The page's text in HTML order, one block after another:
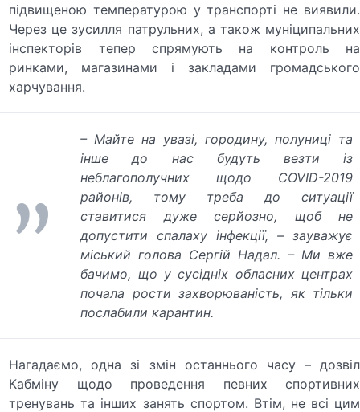
підвищеною температурою у транспорті не виявили.
Через це зусилля патрульних, а також муніципальних
інспекторів тепер спрямують на контроль на
ринками, магазинами і закладами громадського
харчування.
– Майте на увазі, городину, полуниці та
інше до нас будуть везти із
неблагополучних щодо COVID-2019
районів, тому треба до ситуації
ставитися дуже серйозно, щоб не
допустити спалаху інфекції, – зауважує
міський голова Сергій Надал. – Ми вже
бачимо, що у сусідніх обласних центрах
почала рости захворюваність, як тільки
послабили карантин.
Нагадаємо, одна зі змін останнього часу – дозвіл
Кабміну щодо проведення певних спортивних
тренувань та інших занять спортом. Втім, не всі цим